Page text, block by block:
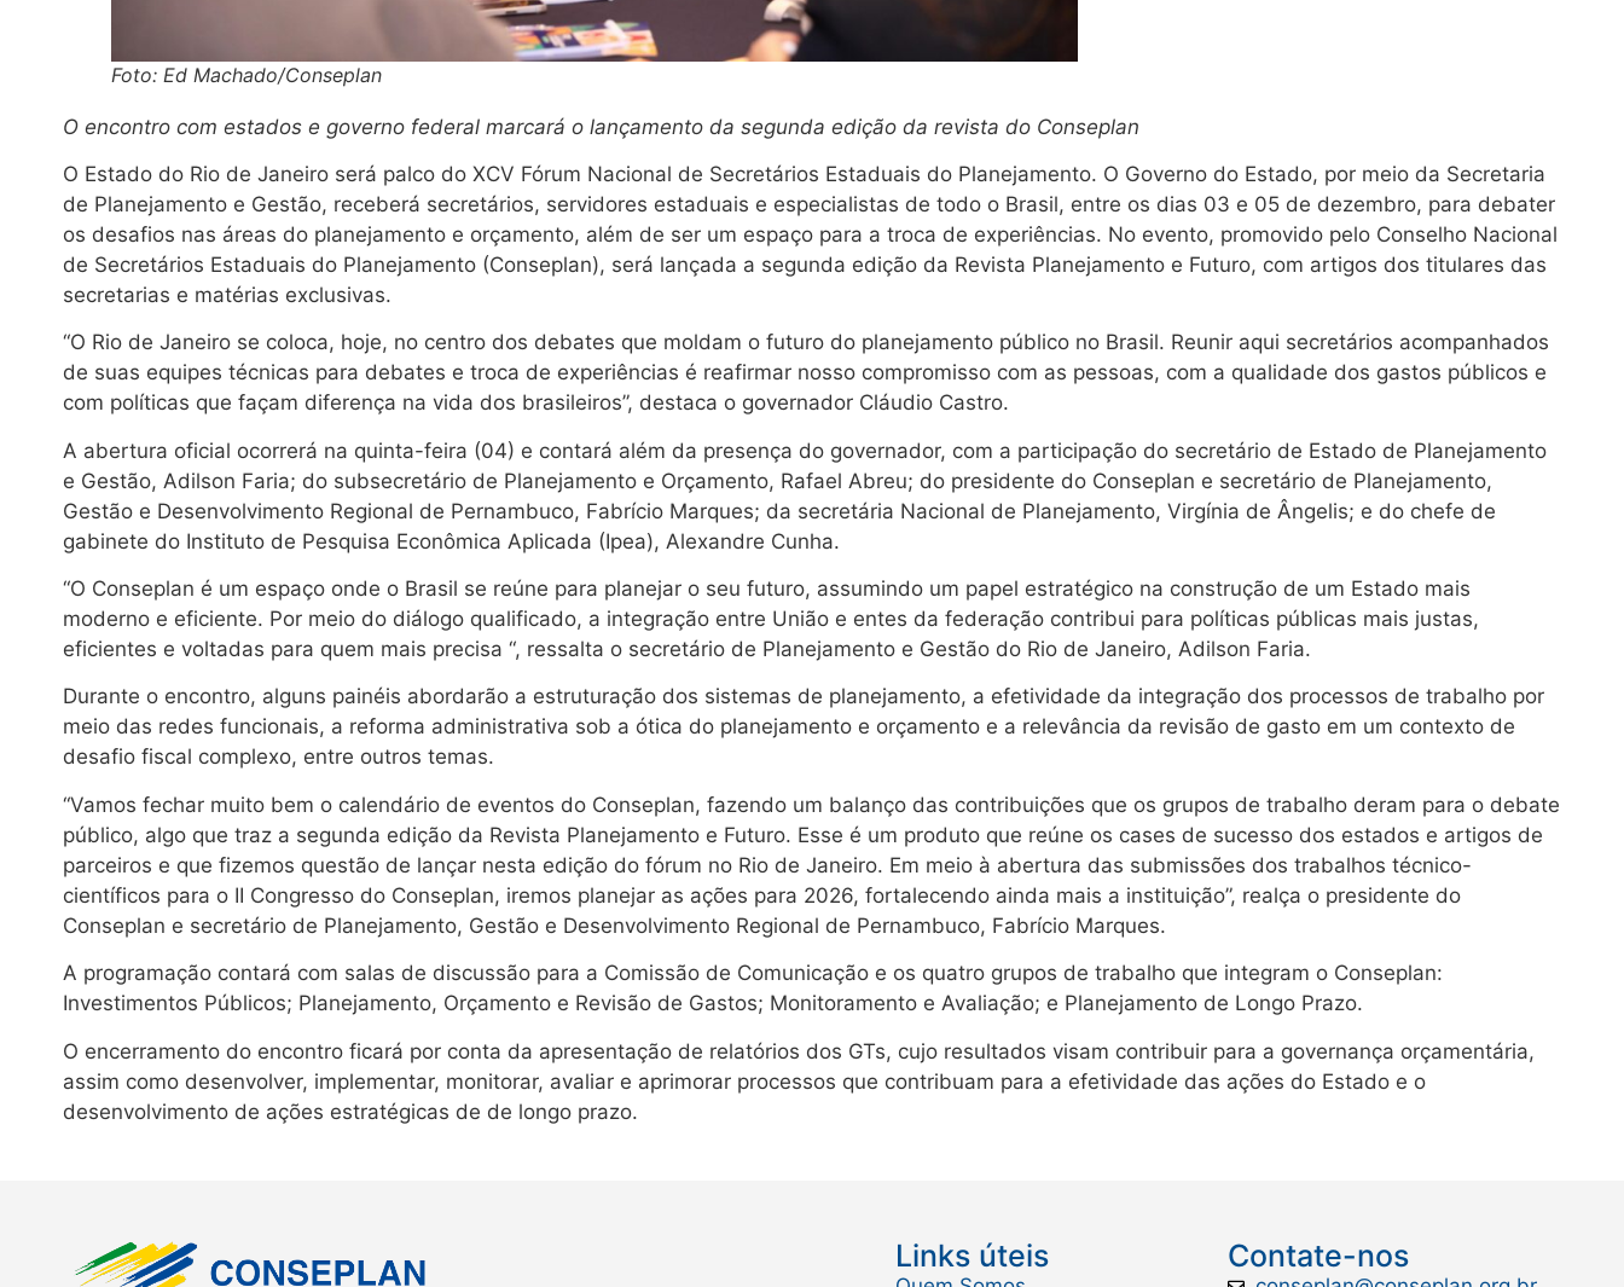
Foto: Ed Machado/Conseplan
O encontro com estados e governo federal marcará o lançamento da segunda edição da revista do Conseplan
O Estado do Rio de Janeiro será palco do XCV Fórum Nacional de Secretários Estaduais do Planejamento. O Governo do Estado, por meio da Secretaria
de Planejamento e Gestão, receberá secretários, servidores estaduais e especialistas de todo o Brasil, entre os dias 03 e 05 de dezembro, para debater
os desafios nas áreas do planejamento e orçamento, além de ser um espaço para a troca de experiências. No evento, promovido pelo Conselho Nacional
de Secretários Estaduais do Planejamento (Conseplan), será lançada a segunda edição da Revista Planejamento e Futuro, com artigos dos titulares das
secretarias e matérias exclusivas.
“O Rio de Janeiro se coloca, hoje, no centro dos debates que moldam o futuro do planejamento público no Brasil. Reunir aqui secretários acompanhados
de suas equipes técnicas para debates e troca de experiências é reafirmar nosso compromisso com as pessoas, com a qualidade dos gastos públicos e
com políticas que façam diferença na vida dos brasileiros”, destaca o governador Cláudio Castro.
A abertura oficial ocorrerá na quinta-feira (04) e contará além da presença do governador, com a participação do secretário de Estado de Planejamento
e Gestão, Adilson Faria; do subsecretário de Planejamento e Orçamento, Rafael Abreu; do presidente do Conseplan e secretário de Planejamento,
Gestão e Desenvolvimento Regional de Pernambuco, Fabrício Marques; da secretária Nacional de Planejamento, Virgínia de Ângelis; e do chefe de
gabinete do Instituto de Pesquisa Econômica Aplicada (Ipea), Alexandre Cunha.
“O Conseplan é um espaço onde o Brasil se reúne para planejar o seu futuro, assumindo um papel estratégico na construção de um Estado mais
moderno e eficiente. Por meio do diálogo qualificado, a integração entre União e entes da federação contribui para políticas públicas mais justas,
eficientes e voltadas para quem mais precisa “, ressalta o secretário de Planejamento e Gestão do Rio de Janeiro, Adilson Faria.
Durante o encontro, alguns painéis abordarão a estruturação dos sistemas de planejamento, a efetividade da integração dos processos de trabalho por
meio das redes funcionais, a reforma administrativa sob a ótica do planejamento e orçamento e a relevância da revisão de gasto em um contexto de
desafio fiscal complexo, entre outros temas.
“Vamos fechar muito bem o calendário de eventos do Conseplan, fazendo um balanço das contribuições que os grupos de trabalho deram para o debate
público, algo que traz a segunda edição da Revista Planejamento e Futuro. Esse é um produto que reúne os cases de sucesso dos estados e artigos de
parceiros e que fizemos questão de lançar nesta edição do fórum no Rio de Janeiro. Em meio à abertura das submissões dos trabalhos técnico-
científicos para o II Congresso do Conseplan, iremos planejar as ações para 2026, fortalecendo ainda mais a instituição”, realça o presidente do
Conseplan e secretário de Planejamento, Gestão e Desenvolvimento Regional de Pernambuco, Fabrício Marques.
A programação contará com salas de discussão para a Comissão de Comunicação e os quatro grupos de trabalho que integram o Conseplan:
Investimentos Públicos; Planejamento, Orçamento e Revisão de Gastos; Monitoramento e Avaliação; e Planejamento de Longo Prazo.
O encerramento do encontro ficará por conta da apresentação de relatórios dos GTs, cujo resultados visam contribuir para a governança orçamentária,
assim como desenvolver, implementar, monitorar, avaliar e aprimorar processos que contribuam para a efetividade das ações do Estado e o
desenvolvimento de ações estratégicas de de longo prazo.
Links úteis Contate-nos